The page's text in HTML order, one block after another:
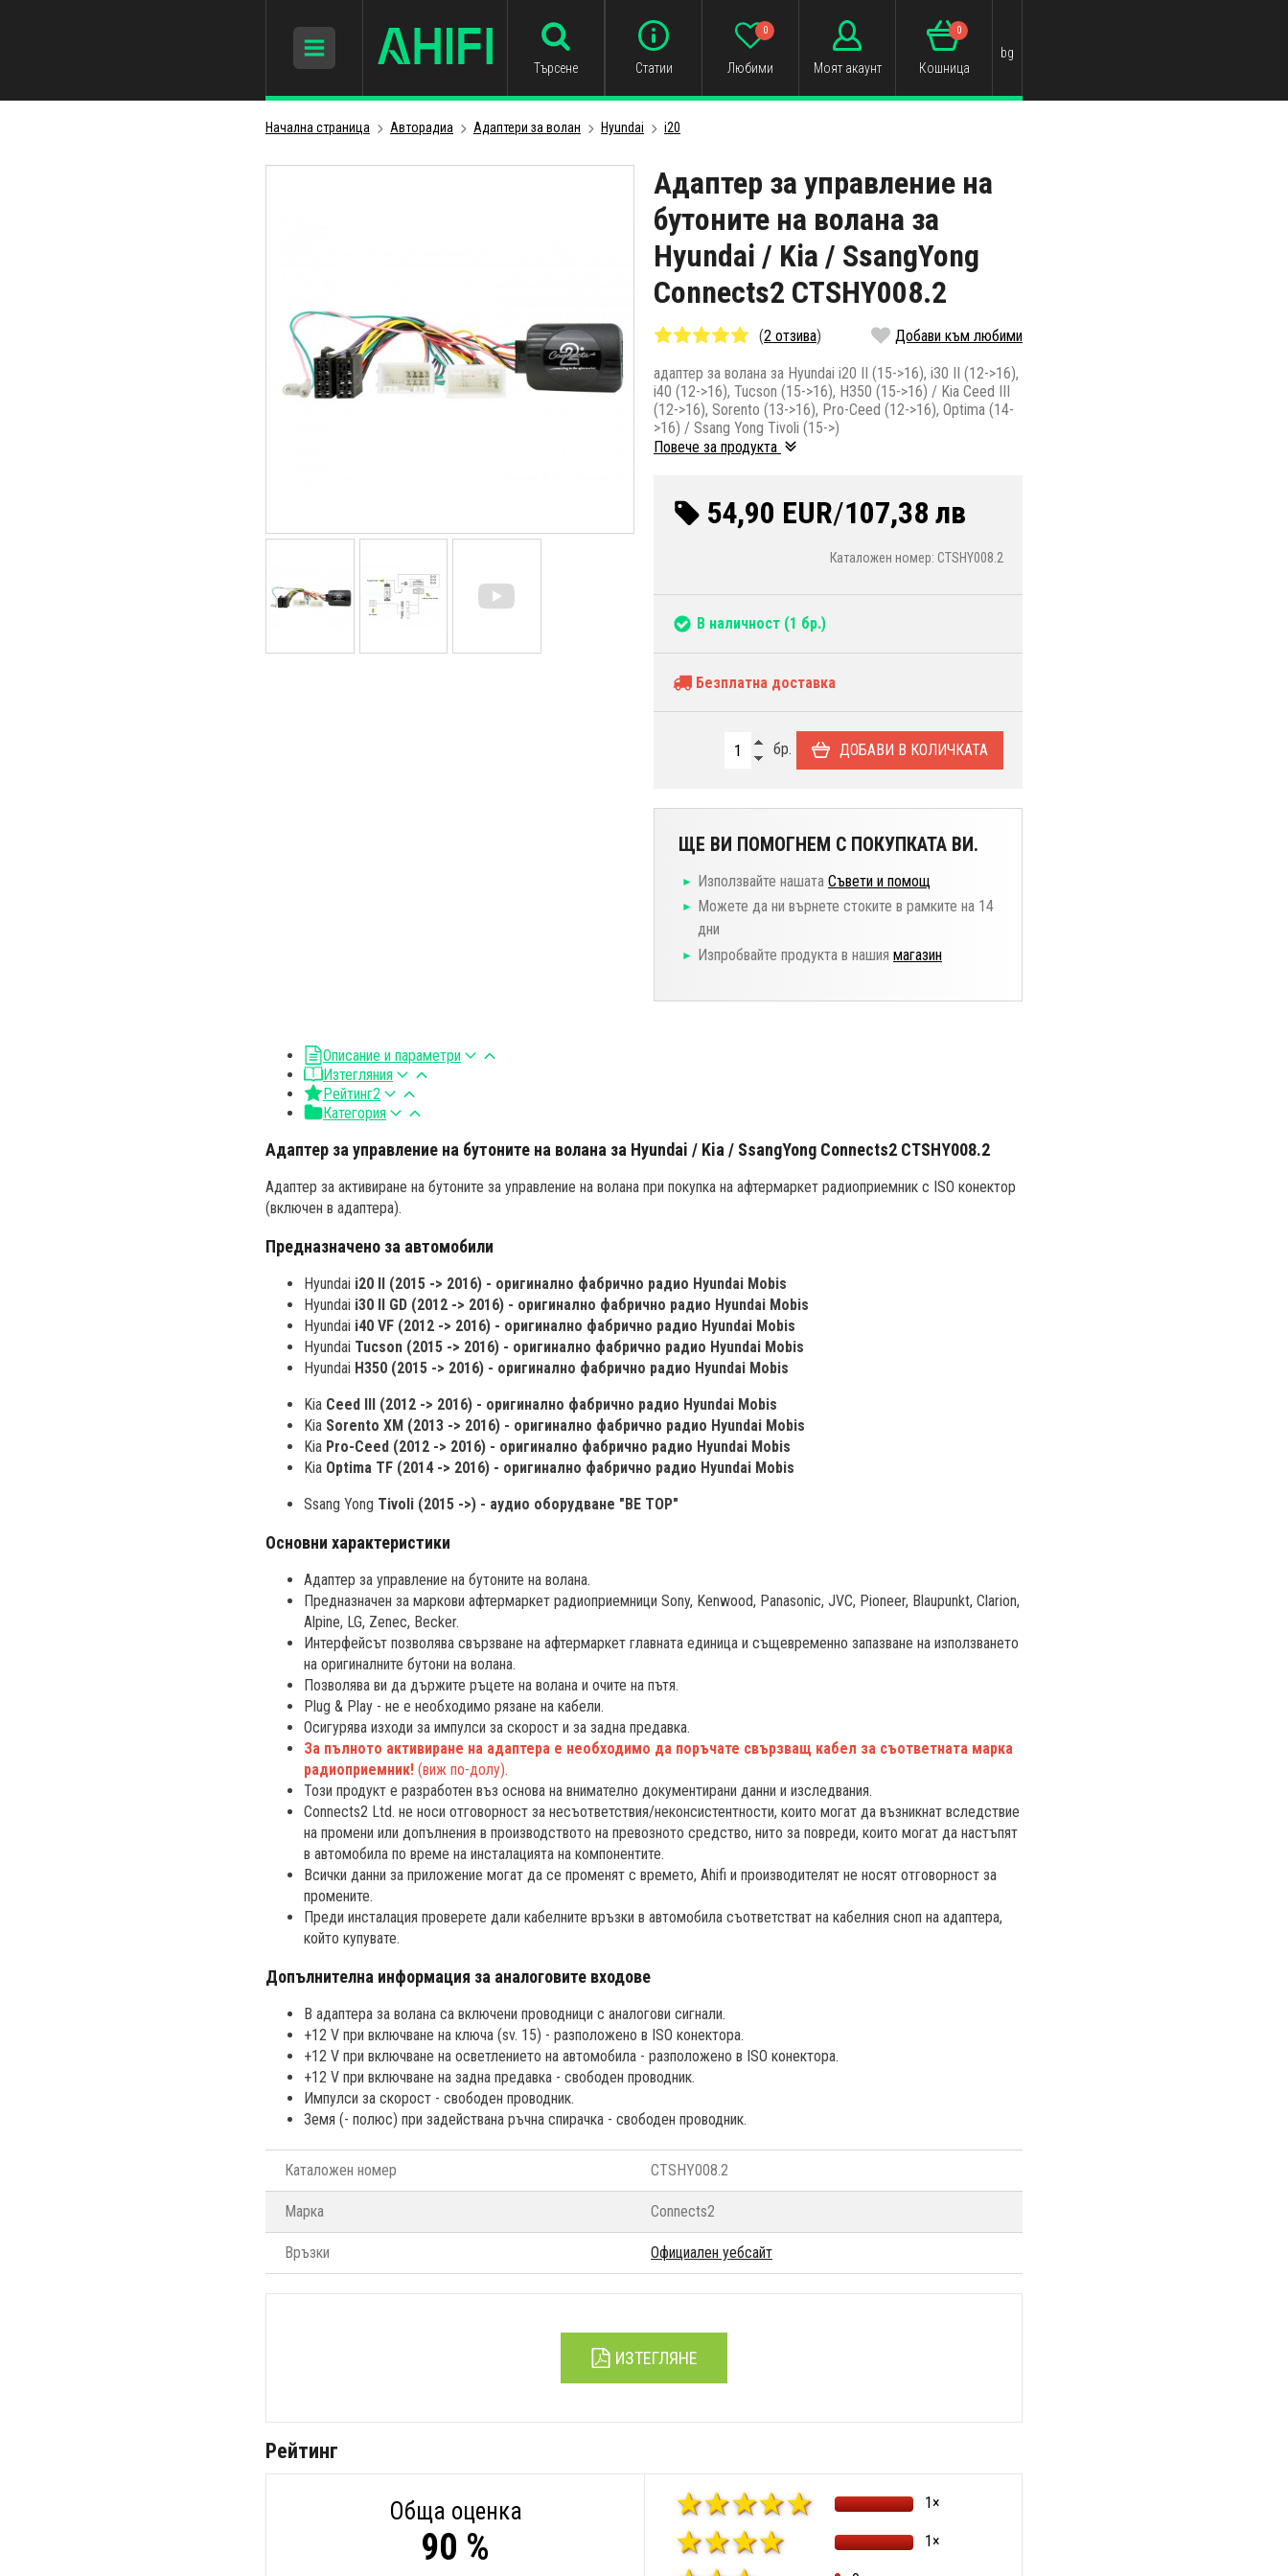
Търсене Статии Любими
0
Моят акаунт Кошница
0
bg
Начална страница Авторадиa Адаптери за волан Hyundai i20
Адаптер за управление на
бутоните на волана за
Hyundai / Kia / SsangYong
Connects2 CTSHY008.2
(2 отзива) Добави към любими
адаптер за волана за Hyundai i20 II (15->16), i30 II (12->16),
i40 (12->16), Tucson (15->16), H350 (15->16) / Kia Ceed III
(12->16), Sorento (13->16), Pro-Ceed (12->16), Optima (14-
>16) / Ssang Yong Tivoli (15->)
Повече за продукта
54,90 EUR/107,38 лв
Каталожен номер: CTSHY008.2
В наличност (1 бр.)
Безплатна доставка
бр. ДОБАВИ В КОЛИЧКАТА
ЩЕ ВИ ПОМОГНЕМ С ПОКУПКАТА ВИ.
Използвайте нашата Съвети и помощ
Можете да ни върнете стоките в рамките на 14
дни
Изпробвайте продукта в нашия магазин
Описание и параметри
Изтегляния
Рейтинг2
Категория
Адаптер за управление на бутоните на волана за Hyundai / Kia / SsangYong Connects2 CTSHY008.2
Адаптер за активиране на бутоните за управление на волана при покупка на афтермаркет радиоприемник с ISO конектор
(включен в адаптера).
Предназначено за автомобили
Hyundai i20 II (2015 -> 2016) - оригинално фабрично радио Hyundai Mobis
Hyundai i30 II GD (2012 -> 2016) - оригинално фабрично радио Hyundai Mobis
Hyundai i40 VF (2012 -> 2016) - оригинално фабрично радио Hyundai Mobis
Hyundai Tucson (2015 -> 2016) - оригинално фабрично радио Hyundai Mobis
Hyundai H350 (2015 -> 2016) - оригинално фабрично радио Hyundai Mobis
Kia Ceed III (2012 -> 2016) - оригинално фабрично радио Hyundai Mobis
Kia Sorento XM (2013 -> 2016) - оригинално фабрично радио Hyundai Mobis
Kia Pro-Ceed (2012 -> 2016) - оригинално фабрично радио Hyundai Mobis
Kia Optima TF (2014 -> 2016) - оригинално фабрично радио Hyundai Mobis
Ssang Yong Tivoli (2015 ->) - аудио оборудване "BE TOP"
Основни характеристики
Адаптер за управление на бутоните на волана.
Предназначен за маркови афтермаркет радиоприемници Sony, Kenwood, Panasonic, JVC, Pioneer, Blaupunkt, Clarion,
Alpine, LG, Zenec, Becker.
Интерфейсът позволява свързване на афтермаркет главната единица и същевременно запазване на използването
на оригиналните бутони на волана.
Позволява ви да държите ръцете на волана и очите на пътя.
Plug & Play - не е необходимо рязане на кабели.
Осигурява изходи за импулси за скорост и за задна предавка.
За пълното активиране на адаптера е необходимо да поръчате свързващ кабел за съответната марка
радиоприемник! (виж по-долу).
Този продукт е разработен въз основа на внимателно документирани данни и изследвания.
Connects2 Ltd. не носи отговорност за несъответствия/неконсистентности, които могат да възникнат вследствие
на промени или допълнения в производството на превозното средство, нито за повреди, които могат да настъпят
в автомобила по време на инсталацията на компонентите.
Всички данни за приложение могат да се променят с времето, Ahifi и производителят не носят отговорност за
промените.
Преди инсталация проверете дали кабелните връзки в автомобила съответстват на кабелния сноп на адаптера,
който купувате.
Допълнителна информация за аналоговите входове
В адаптера за волана са включени проводници с аналогови сигнали.
+12 V при включване на ключа (sv. 15) - разположено в ISO конектора.
+12 V при включване на осветлението на автомобила - разположено в ISO конектора.
+12 V при включване на задна предавка - свободен проводник.
Импулси за скорост - свободен проводник.
Земя (- полюс) при задействана ръчна спирачка - свободен проводник.
Каталожен номер CTSHY008.2
Марка Connects2
Връзки Официален уебсайт
ИЗТЕГЛЯНЕ
Рейтинг
Обща оценка
90 %
1×
1×